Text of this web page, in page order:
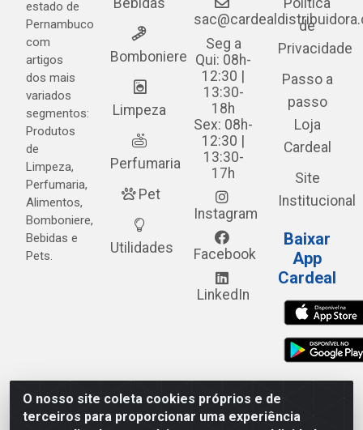
O nosso site coleta cookies próprios e de
terceiros para proporcionar uma experiência
estado de
Pernambuco
com
artigos
dos mais
variados
segmentos:
Produtos
de
Limpeza,
Perfumaria,
Alimentos,
Bomboniere,
Bebidas e
Pets.
Bebidas
Bomboniere
Limpeza
Perfumaria
Pet
Utilidades
Seg a
Qui: 08h-
12:30 |
13:30-
18h
Sex: 08h-
12:30 |
13:30-
17h
Instagram
Facebook
LinkedIn
Política
de
Privacidade
Passo a
passo
Loja
Cardeal
Site
Institucional
Baixar
App
Cardeal
Cardeal Distribuidora - Estrada Alto do Moura, 582 - Alto
do Moura - Caruaru/PE - CEP 55.040-120 - CNPJ